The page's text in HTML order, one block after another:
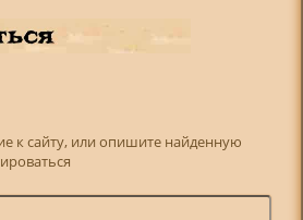
к сайту, или опишите найденную